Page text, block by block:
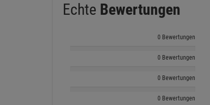
Echte Bewertungen
0 Bewertungen
0 Bewertungen
0 Bewertungen
0 Bewertungen